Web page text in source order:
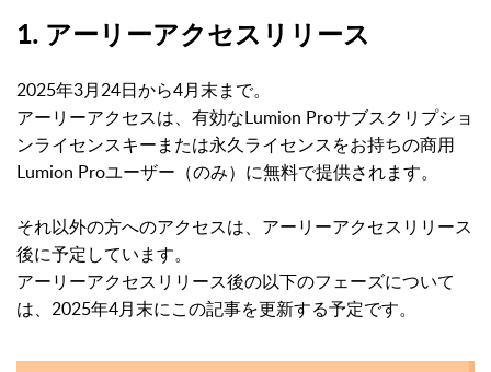
1. アーリーアクセスリリース
2025年3月24日から4月末まで。
アーリーアクセスは、有効なLumion Proサブスクリプショ
ンライセンスキーまたは永久ライセンスをお持ちの商用
Lumion Proユーザー（のみ）に無料で提供されます。
それ以外の方へのアクセスは、アーリーアクセスリリース
後に予定しています。
アーリーアクセスリリース後の以下のフェーズについて
は、2025年4月末にこの記事を更新する予定です。